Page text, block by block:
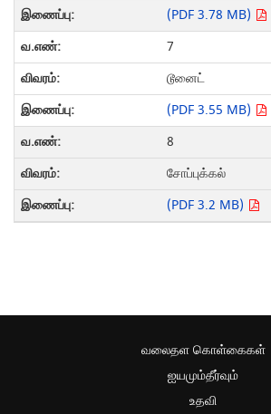
(PDF 3.78 MB)
7
டூனைட்
(PDF 3.55 MB)
8
சோப்புக்கல்
(PDF 3.2 MB)
வலைதள கொள்கைகள்
ஐயமும்தீர்வும்
உதவி